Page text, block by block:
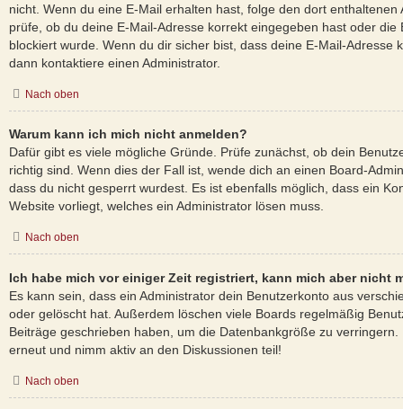
nicht. Wenn du eine E-Mail erhalten hast, folge den dort enthaltenen
prüfe, ob du deine E-Mail-Adresse korrekt eingegeben hast oder die
blockiert wurde. Wenn du dir sicher bist, dass deine E-Mail-Adresse
dann kontaktiere einen Administrator.
Nach oben
Warum kann ich mich nicht anmelden?
Dafür gibt es viele mögliche Gründe. Prüfe zunächst, ob dein
richtig sind. Wenn dies der Fall ist, wende dich an einen Board-
dass du nicht gesperrt wurdest. Es ist ebenfalls möglich, dass ein
Website vorliegt, welches ein Administrator lösen muss.
Nach oben
Ich habe mich vor einiger Zeit registriert, kann mich aber nicht
Es kann sein, dass ein Administrator dein Benutzerkonto aus
oder gelöscht hat. Außerdem löschen viele Boards regelmäßig
Beiträge geschrieben haben, um die Datenbankgröße zu
erneut und nimm aktiv an den Diskussionen teil!
Nach oben